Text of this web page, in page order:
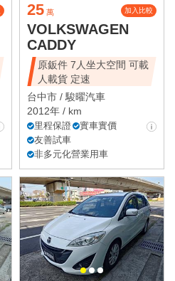
25 萬 加入比較
VOLKSWAGEN
CADDY
原鈑件 7人坐大空間 可載
人載貨 定速
台中市 /駿曜汽車
2012年 / km
里程保證
實車實價
友善試車
非多元化營業用車